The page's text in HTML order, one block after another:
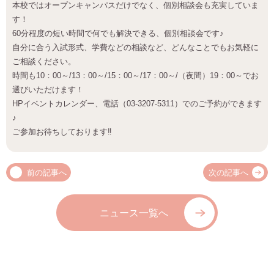
本校ではオープンキャンパスだけでなく、個別相談会も充実していま
す！
60分程度の短い時間で何でも解決できる、個別相談会です♪
自分に合う入試形式、学費などの相談など、どんなことでもお気軽に
ご相談ください。
時間も10：00～/13：00～/15：00～/17：00～/（夜間）19：00～でお
選びいただけます！
HPイベントカレンダー、電話（03‐3207‐5311）でのご予約ができます
♪
ご参加お待ちしております‼
前の記事へ 次の記事へ
ニュース一覧へ